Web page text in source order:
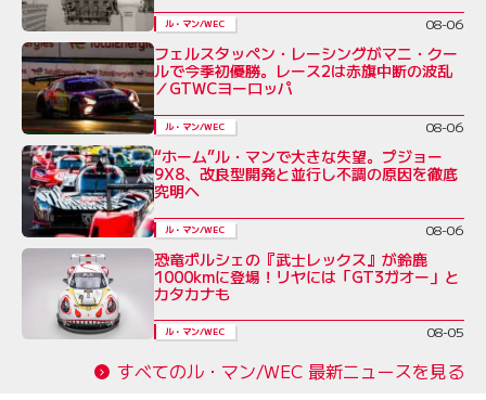
ル・マン/WEC 08-06
フェルスタッペン・レーシングがマニ・クー
ルで今季初優勝。レース2は赤旗中断の波乱
／GTWCヨーロッパ
ル・マン/WEC 08-06
“ホーム”ル・マンで大きな失望。プジョー
9X8、改良型開発と並行し不調の原因を徹底
究明へ
ル・マン/WEC 08-06
恐竜ポルシェの『武士レックス』が鈴鹿
1000kmに登場！リヤには「GT3ガオー」と
カタカナも
ル・マン/WEC 08-05
すべてのル・マン/WEC 最新ニュースを見る